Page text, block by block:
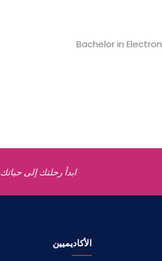
Bachelor in
ابدأ رحلتك إلى
الأكاديميين